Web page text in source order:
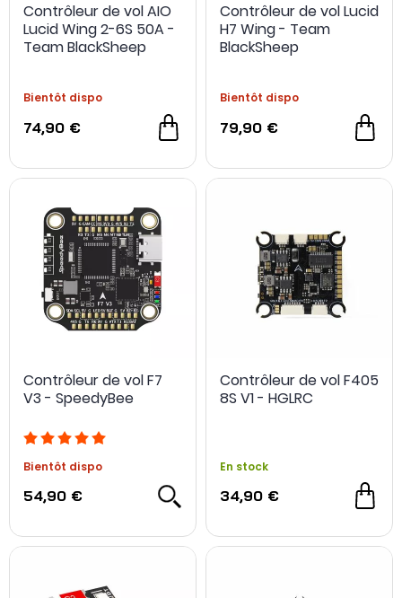
NOUVEAU
NOUVEAU
Contrôleur de vol AIO
Lucid Wing 2-6S 50A -
Team BlackSheep
Bientôt dispo
74,90 €
Contrôleur de vol Lucid
H7 Wing - Team
BlackSheep
Bientôt dispo
79,90 €
Contrôleur de vol F7
V3 - SpeedyBee
Bientôt dispo
54,90 €
Contrôleur de vol F405
8S V1 - HGLRC
En stock
34,90 €